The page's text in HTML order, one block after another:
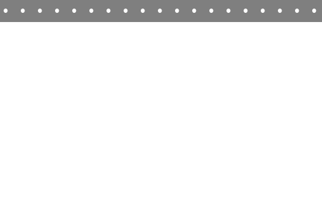
• • • • • • • • • • • • • • • • • • •